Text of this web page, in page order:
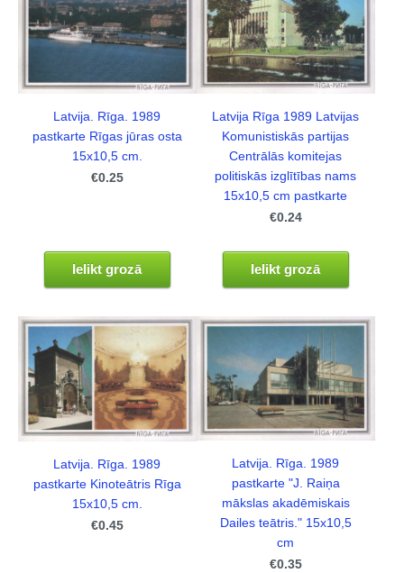
Latvija. Rīga. 1989
pastkarte Rīgas jūras osta
15x10,5 cm.
€0.25
Ielikt grozā
Latvija Rīga 1989 Latvijas
Komunistiskās partijas
Centrālās komitejas
politiskās izglītības nams
15x10,5 cm pastkarte
€0.24
Ielikt grozā
Latvija. Rīga. 1989
pastkarte Kinoteātris Rīga
15x10,5 cm.
€0.45
Latvija. Rīga. 1989
pastkarte "J. Raiņa
mākslas akadēmiskais
Dailes teātris." 15x10,5
cm
€0.35